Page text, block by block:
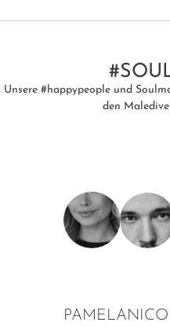
Unsere #happypeople und
den
PAMELANICO